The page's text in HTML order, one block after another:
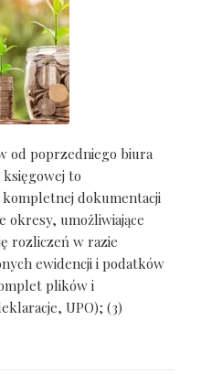
od poprzedniego biura
to
dokumentacji
okresy, umożliwiające
rozliczeń w razie
ewidencji i podatków
plików i
UPO); (3)